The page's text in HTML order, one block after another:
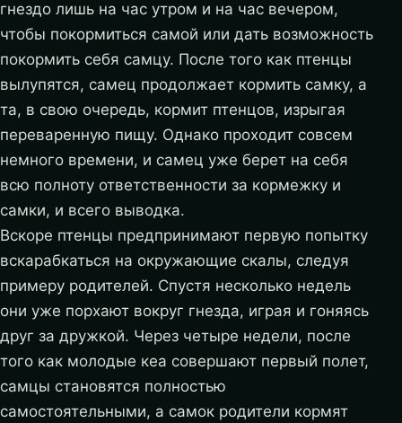
гнездо лишь на час утром и на час вечером,
чтобы покормиться самой или дать возможность
покормить себя самцу. После того как птенцы
вылупятся, самец продолжает кормить самку, а
та, в свою очередь, кормит птенцов, изрыгая
переваренную пищу. Однако проходит совсем
немного времени, и самец уже берет на себя
всю полноту ответственности за кормежку и
самки, и всего выводка.
Вскоре птенцы предпринимают первую попытку
вскарабкаться на окружающие скалы, следуя
примеру родителей. Спустя несколько недель
они уже порхают вокруг гнезда, играя и гоняясь
друг за дружкой. Через четыре недели, после
того как молодые кеа совершают первый полет,
самцы становятся полностью
самостоятельными, а самок родители кормят